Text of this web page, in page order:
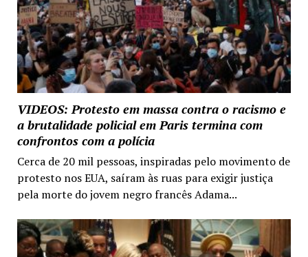
VIDEOS: Protesto em massa contra o racismo e
a brutalidade policial em Paris termina com
confrontos com a polícia
Cerca de 20 mil pessoas, inspiradas pelo movimento de
protesto nos EUA, saíram às ruas para exigir justiça
pela morte do jovem negro francês Adama...